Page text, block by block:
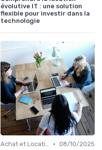
évolutive IT : une solution
flexible pour investir dans la
technologie
Achat et Location de Biens Immobiliers • 08/10/2025